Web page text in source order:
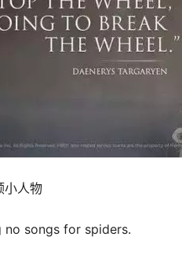
人物
songs for spiders.